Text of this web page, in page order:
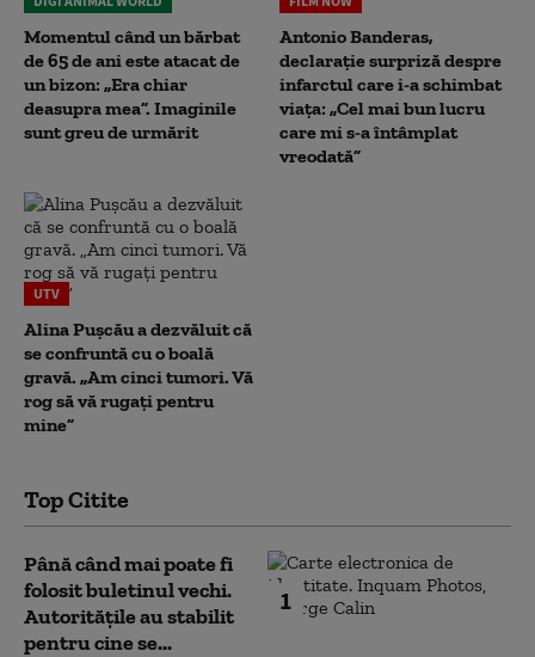
Momentul când un bărbat
de 65 de ani este atacat de
un bizon: „Era chiar
deasupra mea”. Imaginile
sunt greu de urmărit
Antonio Banderas,
declarație surpriză despre
infarctul care i-a schimbat
viața: „Cel mai bun lucru
care mi s-a întâmplat
vreodată”
UTV
Alina Pușcău a dezvăluit că
se confruntă cu o boală
gravă. „Am cinci tumori. Vă
rog să vă rugați pentru
mine”
Top Citite
1
Până când mai poate fi
folosit buletinul vechi.
Autoritățile au stabilit
pentru cine se...